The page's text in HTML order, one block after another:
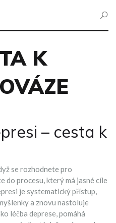
K
– cesta k
se rozhodnete pro
do procesu, který má jasné cíle
je systematický přístup,
a znovu nastoluje
léčba deprese, pomáhá